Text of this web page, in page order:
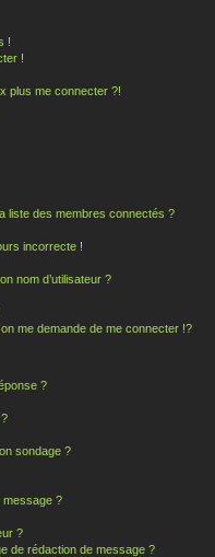
!
!
plus me connecter ?!
liste des membres connectés ?
incorrecte !
nom d’utilisateur ?
me demande de me connecter !?
?
sondage ?
message ?
?
de rédaction de message ?